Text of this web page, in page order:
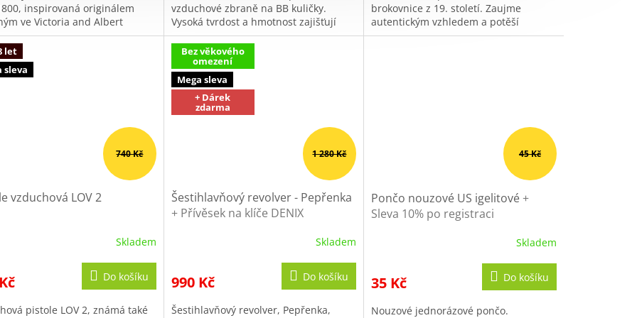
inspirovaná originálem
ve Victoria and Albert
v Londýně. Tato historická
z...
hvězdiček.
vzduchové zbraně na BB kuličky.
Vysoká tvrdost a hmotnost zajišťují
stabilní let a výrazný dopad.
hvězdiček.
brokovnice z 19. století. Zaujme
autentickým vzhledem a potěší
každého sběratele historických
let
sleva
740 Kč
vzduchová LOV 2
Skladem
Do košíku
pistole LOV 2, známá také
Bez věkového
omezení
Mega sleva
+ Dárek
zdarma
1 280 Kč
Šestihlavňový revolver - Pepřenka
+ Přívěsek na klíče DENIX
je
z
Skladem
990 Kč Do košíku
Šestihlavňový revolver, Pepřenka,
45 Kč
Pončo nouzové US igelitové+
Sleva 10% po registraci
Skladem
35 Kč Do košíku
Nouzové jednorázové pončo.